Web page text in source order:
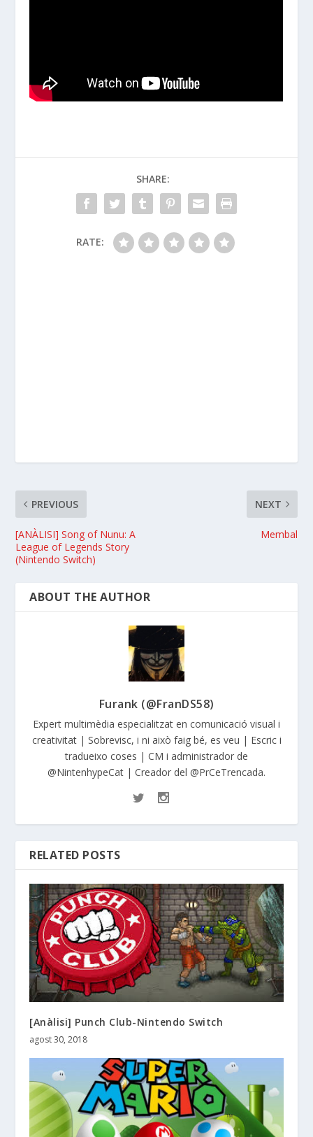
SHARE:
RATE:
PREVIOUS
[ANÀLISI] Song of Nunu: A
League of Legends Story
(Nintendo Switch)
NEXT
Membal
ABOUT THE AUTHOR
Furank (@FranDS58)
Expert multimèdia especialitzat en comunicació visual i
creativitat | Sobrevisc, i ni això faig bé, es veu | Escric i
tradueixo coses | CM i administrador de
@NintenhypeCat | Creador del @PrCeTrencada.
RELATED POSTS
[Anàlisi] Punch Club-Nintendo Switch
agost 30, 2018